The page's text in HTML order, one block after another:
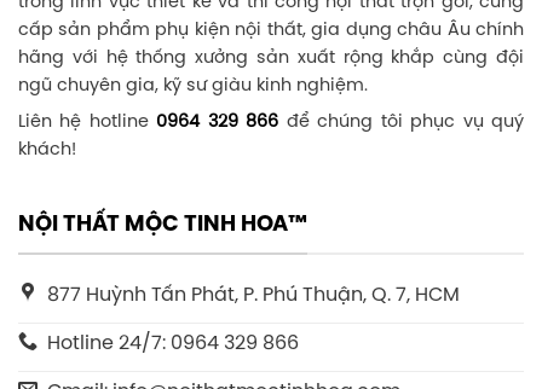
cấp sản phẩm phụ kiện nội thất, gia dụng châu Âu chính
hãng với hệ thống xưởng sản xuất rộng khắp cùng đội
ngũ chuyên gia, kỹ sư giàu kinh nghiệm.
Liên hệ hotline 0964 329 866 để chúng tôi phục vụ quý
khách!
NỘI THẤT MỘC TINH HOA™
877 Huỳnh Tấn Phát, P. Phú Thuận, Q. 7, HCM
Hotline 24/7: 0964 329 866